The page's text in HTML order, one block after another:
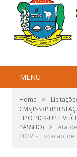
MENU
Home »
CMSJP-SRP
TIPO PICK-UP E
PASSEIO) »
2022_-